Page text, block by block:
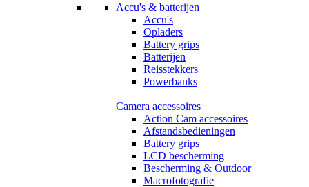
Accu's & batterijen
Accu's
Opladers
Battery grips
Batterijen
Reisstekkers
Powerbanks
Camera accessoires
Action Cam accessoires
Afstandsbedieningen
Battery grips
LCD bescherming
Bescherming & Outdoor
Macrofotografie